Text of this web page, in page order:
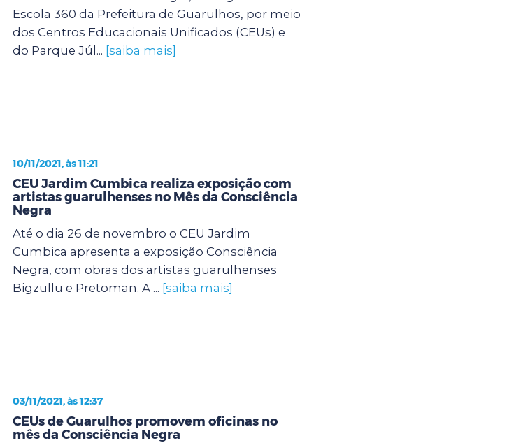
Escola 360 da Prefeitura de Guarulhos, por meio
dos Centros Educacionais Unificados (CEUs) e
do Parque Júl... [saiba mais]
10/11/2021, às 11:21
CEU Jardim Cumbica realiza exposição com
artistas guarulhenses no Mês da Consciência
Negra
Até o dia 26 de novembro o CEU Jardim
Cumbica apresenta a exposição Consciência
Negra, com obras dos artistas guarulhenses
Bigzullu e Pretoman. A ... [saiba mais]
03/11/2021, às 12:37
CEUs de Guarulhos promovem oficinas no
mês da Consciência Negra